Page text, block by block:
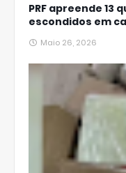
PRF apreende 13
escondidos em
Maio 26, 2026